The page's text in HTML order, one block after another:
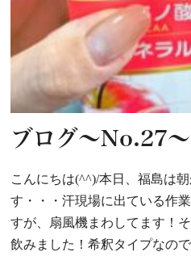
ブログ～No.27
こんにちは(^^)/本日、福島は
す・・・汗現場に出ている作
すが、扇風機まわしてます！
飲みました！希釈タイプなの